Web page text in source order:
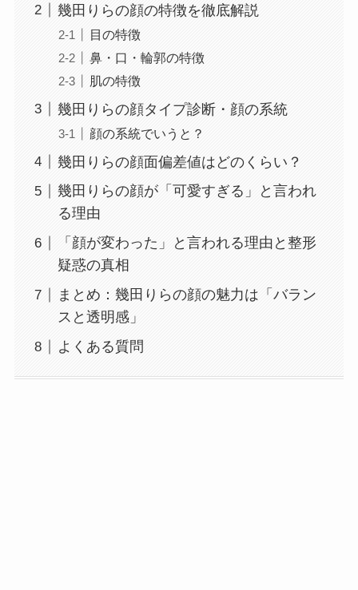
幾田りらの顔の特徴を徹底解説
目の特徴
鼻・口・輪郭の特徴
肌の特徴
幾田りらの顔タイプ診断・顔の系統
顔の系統でいうと？
幾田りらの顔面偏差値はどのくらい？
幾田りらの顔が「可愛すぎる」と言われ
る理由
「顔が変わった」と言われる理由と整形
疑惑の真相
まとめ：幾田りらの顔の魅力は「バラン
スと透明感」
よくある質問